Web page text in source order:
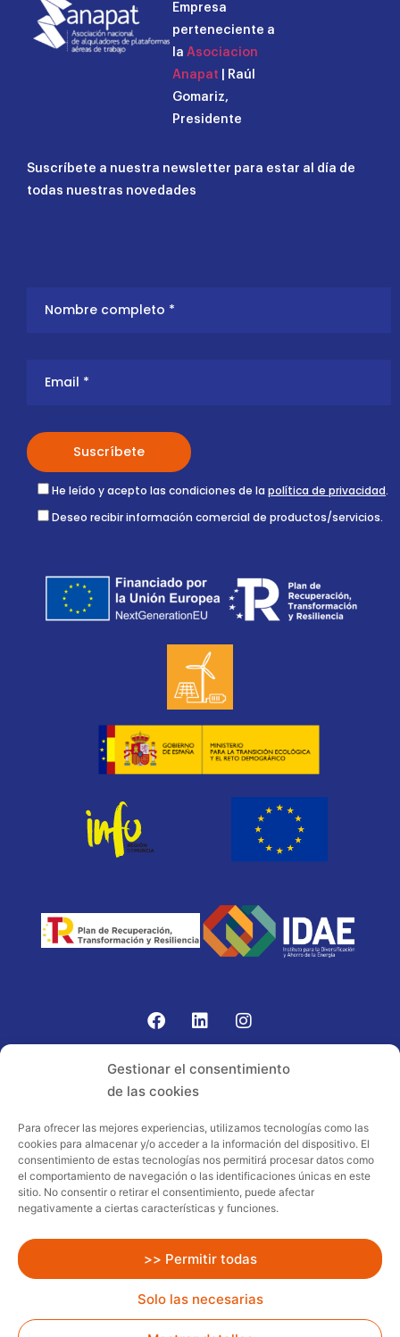
Gestionar el consentimiento
de las cookies
Para ofrecer las mejores experiencias, utilizamos tecnologías como las
cookies para almacenar y/o acceder a la información del dispositivo. El
consentimiento de estas tecnologías nos permitirá procesar datos como
el comportamiento de navegación o las identificaciones únicas en este
sitio. No consentir o retirar el consentimiento, puede afectar
negativamente a ciertas características y funciones.
>> Permitir todas
Solo las necesarias
Empresa
perteneciente a
la Asociacion
Anapat | Raúl
Gomariz,
Presidente
Suscríbete a nuestra newsletter para estar al día de
todas nuestras novedades
He leído y acepto las condiciones de la política de privacidad.
Deseo recibir información comercial de productos/servicios.
Proyecto acogido al programa de
incentivos ligados al autoconsumo y
almacenamiento, con fuentes de energía
renovables, así como a la implantación
sector residencial en el marco del Plan
de Recuperación, Transformación y
Resiliencia, financiado por la Unión
Europea – NextGenerationEU